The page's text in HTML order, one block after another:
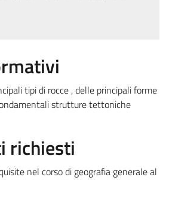
tipi di rocce , delle principali forme
strutture tettoniche
richiesti
nel corso di geografia generale al